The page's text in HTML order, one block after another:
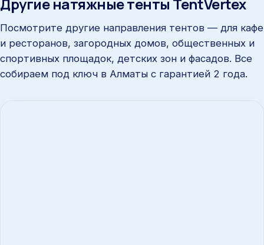
Посмотрите другие направления тентов — для кафе
и ресторанов, загородных домов, общественных и
спортивных площадок, детских зон и фасадов. Все
собираем под ключ в Алматы с гарантией 2 года.